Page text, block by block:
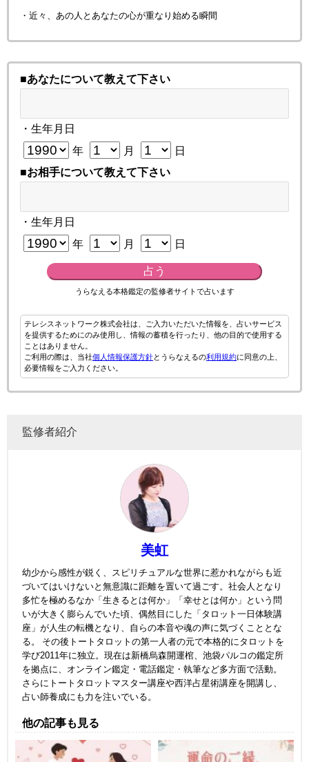
・近々、あの人とあなたの心が重なり始める瞬間
■あなたについて教えて下さい
・生年月日
年 月
日
■お相手について教えて下さい
・生年月日
年 月 日
占う
うらなえる本格鑑定の監修者サイトで占います
テレシスネットワーク株式会社は、ご入力いただいた情報を、占いサービス
を提供するためにのみ使用し、情報の蓄積を行ったり、他の目的で使用する
ことはありません。
ご利用の際は、当社個人情報保護方針とうらなえるの利用規約に同意の上、
必要情報をご入力ください。
監修者紹介
美虹
幼少から感性が鋭く、スピリチュアルな世界に惹かれながらも近
づいてはいけないと無意識に距離を置いて過ごす。社会人となり
多忙を極めるなか「生きるとは何か」「幸せとは何か」という問
いが大きく膨らんでいた頃、偶然目にした「タロット一日体験講
座」が人生の転機となり、自らの本音や魂の声に気づくこととな
る。 その後トートタロットの第一人者の元で本格的にタロットを
学び2011年に独立。現在は新橋烏森開運棺、池袋パルコの鑑定所
を拠点に、オンライン鑑定・電話鑑定・執筆など多方面で活動。
さらにトートタロットマスター講座や西洋占星術講座を開講し、
占い師養成にも力を注いでいる。
他の記事も見る